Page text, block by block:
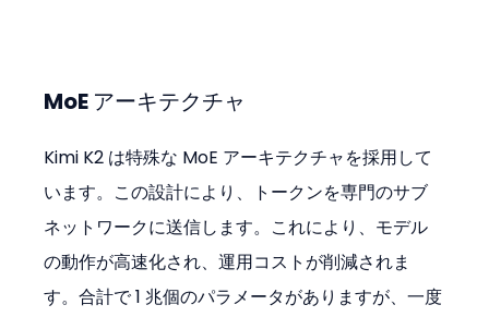
MoE アーキテクチャ
Kimi K2 は特殊な MoE アーキテクチャを採用して
います。この設計により、トークンを専門のサブ
ネットワークに送信します。これにより、モデル
の動作が高速化され、運用コストが削減されま
す。合計で 1 兆個のパラメータがありますが、一度